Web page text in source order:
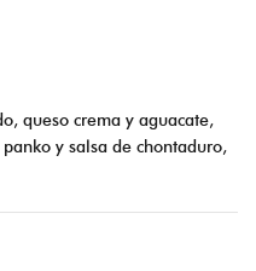
queso crema y aguacate,
y salsa de chontaduro,